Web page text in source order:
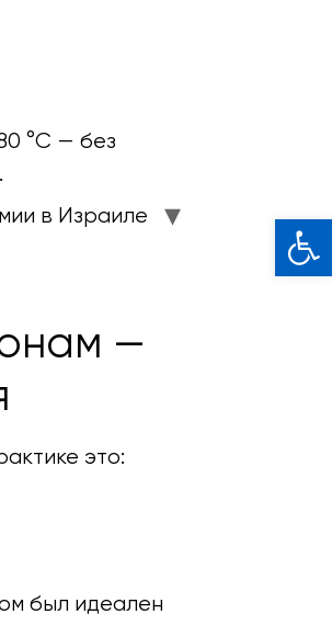
°C — без
в Израиле
—
это:
был идеален